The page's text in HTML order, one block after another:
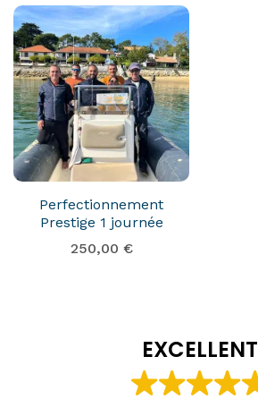
Perfectionnement
Prestige 1 journée
250,00 €
EXCELLENT